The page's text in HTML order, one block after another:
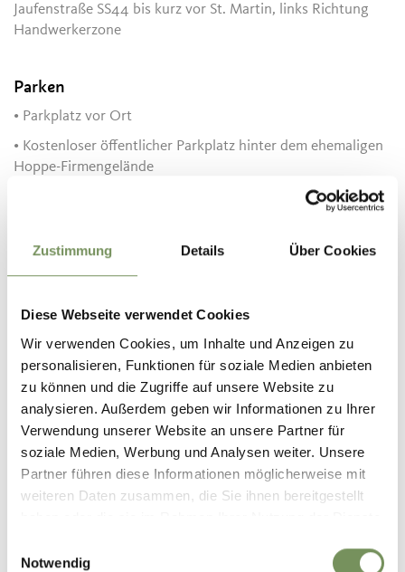
Zustimmung Details Über Cookies
Diese Webseite verwendet Cookies
Wir verwenden Cookies, um Inhalte und Anzeigen zu
personalisieren, Funktionen für soziale Medien anbieten
zu können und die Zugriffe auf unsere Website zu
analysieren. Außerdem geben wir Informationen zu Ihrer
Verwendung unserer Website an unsere Partner für
soziale Medien, Werbung und Analysen weiter. Unsere
Partner führen diese Informationen möglicherweise mit
weiteren Daten zusammen, die Sie ihnen bereitgestellt
Notwendig
Jaufenstraße SS44 bis kurz vor St. Martin, links Richtung
Handwerkerzone
Parken
• Parkplatz vor Ort
• Kostenloser öffentlicher Parkplatz hinter dem ehemaligen
Hoppe-Firmengelände
Di Mi Sa
So
08:00 - 12:00
Kontakt
Edilvar GmbH
Holzlände 30
39015 St. Leonhard in Passeier
info@edilvar.it
www.edilvar.it